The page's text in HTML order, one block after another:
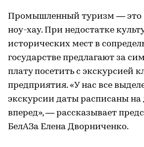
Промышленный туризм — это
ноу-хау. При недостатке
исторических мест в
государстве предлагают за
плату посетить с экскурсией
предприятия. «У нас все
экскурсии даты расписаны на
вперед», — рассказывает
БелАЗа Елена Дворниченко.